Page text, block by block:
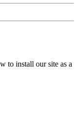
to install our site as a